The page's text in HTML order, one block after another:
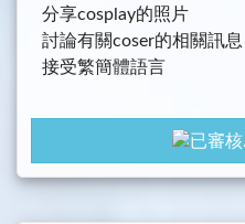
分享cosplay的照片
討論有關coser的相關訊息
接受繁簡體語言